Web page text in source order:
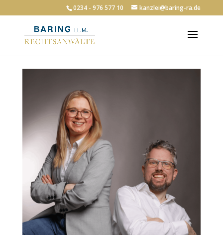
0234 - 976 577 10 kanzlei@baring-ra.de